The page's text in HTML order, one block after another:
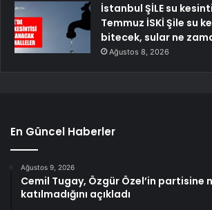
İstanbul ŞİLE su
Temmuz İSKİ Şile su
bitecek, sular ne
Ağustos 8, 2026
En Güncel Haberler
Ağustos 9, 2026
Cemil Tugay, Özgür Özel’in partisine
katılmadığını açıkladı